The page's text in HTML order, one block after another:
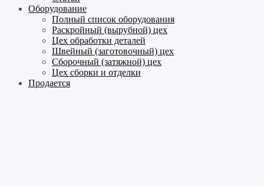
Оборудование
Полный список оборудования
Раскройный (вырубной) цех
Цех обработки деталей
Швейный (заготовочный) цех
Сборочный (затяжной) цех
Цех сборки и отделки
Продается